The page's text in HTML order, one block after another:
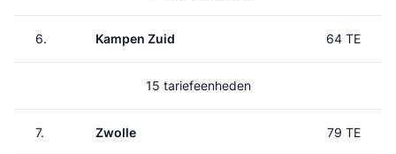
6. Kampen Zuid 64 TE
15 tariefeenheden
7. Zwolle 79 TE